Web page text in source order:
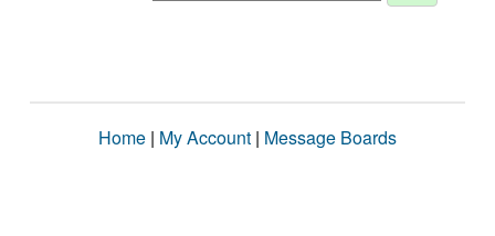
Home | My Account | Message Boards